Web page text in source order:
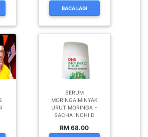
BACA LAGI
SERUM
MORINGA|MINYAK
URUT MORINGA +
SACHA INCHI D
RM 68.00